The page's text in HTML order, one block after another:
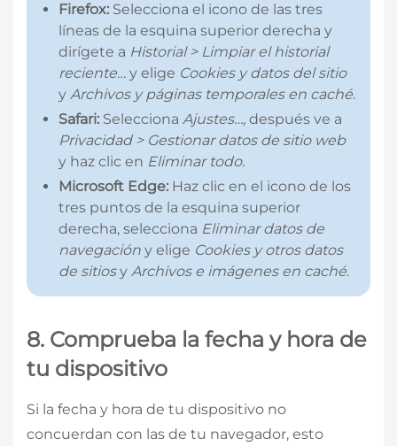
Firefox: Selecciona el icono de las tres
líneas de la esquina superior derecha y
dirígete a Historial > Limpiar el historial
reciente… y elige Cookies y datos del sitio
y Archivos y páginas temporales en caché.
Safari: Selecciona Ajustes…, después ve a
Privacidad > Gestionar datos de sitio web
y haz clic en Eliminar todo.
Microsoft Edge: Haz clic en el icono de los
tres puntos de la esquina superior
derecha, selecciona Eliminar datos de
navegación y elige Cookies y otros datos
de sitiosy Archivos e imágenes en caché.
8. Comprueba la fecha y hora de
tu dispositivo
Si la fecha y hora de tu dispositivo no
concuerdan con las de tu navegador, esto